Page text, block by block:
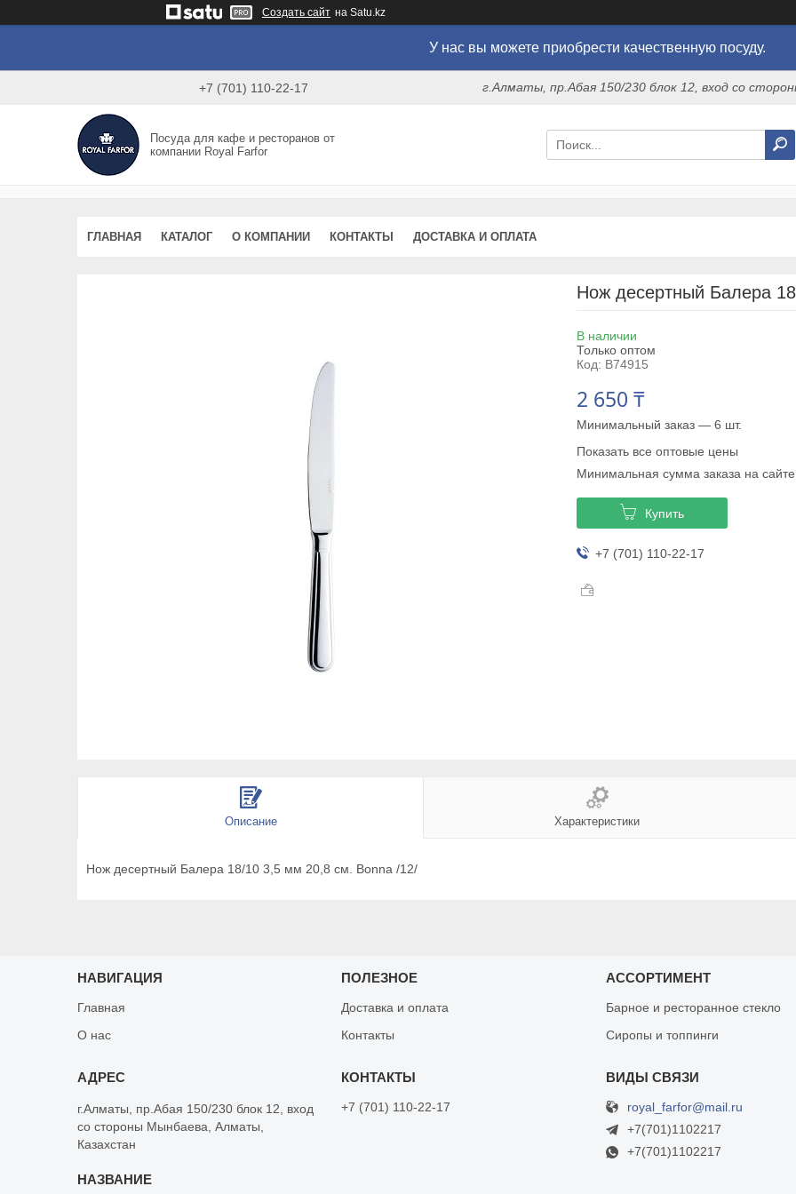
Создать сайт на Satu.kz
У нас вы можете приобрести качественную посуду.
+7 (701) 110-22-17 г.Алматы, пр.Абая 150/230 блок 12, вход со
Посуда для кафе и ресторанов от
компании Royal Farfor
ГЛАВНАЯ КАТАЛОГ О КОМПАНИИ КОНТАКТЫ ДОСТАВКА И ОПЛАТА
Нож десертный Балера
В наличии
Только оптом
Код: B74915
2 650 ₸
Минимальный заказ — 6 шт.
Показать все оптовые цены
Минимальная сумма заказа на
Купить
+7 (701) 110-22-17
Описание Характеристики
Нож десертный Балера 18/10 3,5 мм 20,8 см. Bonna /12/
НАВИГАЦИЯ
Главная
О нас
ПОЛЕЗНОЕ
Доставка и оплата
Контакты
АССОРТИМЕНТ
Барное и ресторанное стекло
Сиропы и топпинги
г.Алматы, пр.Абая 150/230 блок 12, вход
со стороны Мынбаева, Алматы,
Казахстан
+7 (701) 110-22-17
royal_farfor@mail.ru
+7(701)1102217
+7(701)1102217